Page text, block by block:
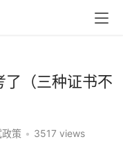
了（三种证书不
策 • 3517 views